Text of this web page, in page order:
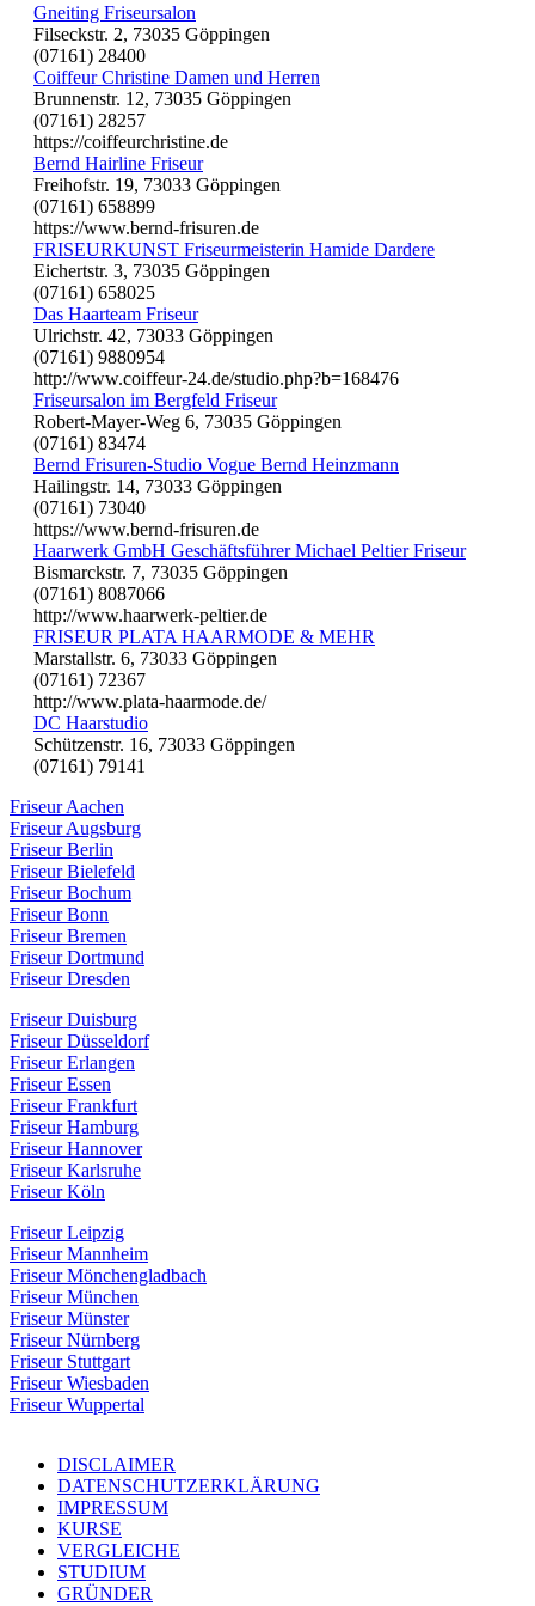
Gneiting Friseursalon
Filseckstr. 2, 73035 Göppingen
(07161) 28400
Coiffeur Christine Damen und Herren
Brunnenstr. 12, 73035 Göppingen
(07161) 28257
https://coiffeurchristine.de
Bernd Hairline Friseur
Freihofstr. 19, 73033 Göppingen
(07161) 658899
https://www.bernd-frisuren.de
FRISEURKUNST Friseurmeisterin Hamide Dardere
Eichertstr. 3, 73035 Göppingen
(07161) 658025
Das Haarteam Friseur
Ulrichstr. 42, 73033 Göppingen
(07161) 9880954
http://www.coiffeur-24.de/studio.php?b=168476
Friseursalon im Bergfeld Friseur
Robert-Mayer-Weg 6, 73035 Göppingen
(07161) 83474
Bernd Frisuren-Studio Vogue Bernd Heinzmann
Hailingstr. 14, 73033 Göppingen
(07161) 73040
https://www.bernd-frisuren.de
Haarwerk GmbH Geschäftsführer Michael Peltier Friseur
Bismarckstr. 7, 73035 Göppingen
(07161) 8087066
http://www.haarwerk-peltier.de
FRISEUR PLATA HAARMODE & MEHR
Marstallstr. 6, 73033 Göppingen
(07161) 72367
http://www.plata-haarmode.de/
DC Haarstudio
Schützenstr. 16, 73033 Göppingen
(07161) 79141
Friseur Aachen
Friseur Augsburg
Friseur Berlin
Friseur Bielefeld
Friseur Bochum
Friseur Bonn
Friseur Bremen
Friseur Dortmund
Friseur Dresden
Friseur Duisburg
Friseur Düsseldorf
Friseur Erlangen
Friseur Essen
Friseur Frankfurt
Friseur Hamburg
Friseur Hannover
Friseur Karlsruhe
Friseur Köln
Friseur Leipzig
Friseur Mannheim
Friseur Mönchengladbach
Friseur München
Friseur Münster
Friseur Nürnberg
Friseur Stuttgart
Friseur Wiesbaden
Friseur Wuppertal
DISCLAIMER
DATENSCHUTZERKLÄRUNG
IMPRESSUM
KURSE
VERGLEICHE
STUDIUM
GRÜNDER